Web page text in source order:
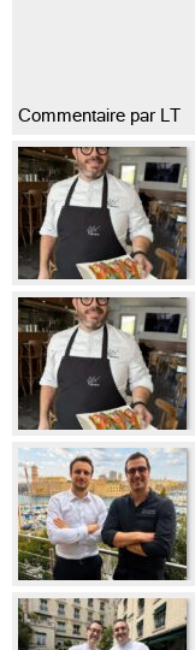
Commentaire par LT